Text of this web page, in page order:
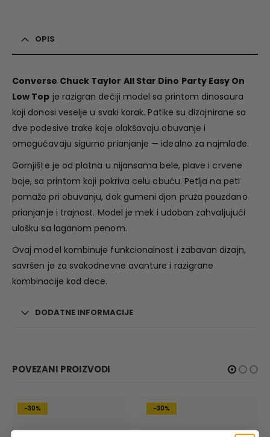
OPIS
Converse Chuck Taylor All Star Dino Party Easy On
Low Top je razigran dečiji model sa printom dinosaura
koji donosi veselje u svaki korak. Patike su dizajnirane sa
dve podesive trake koje olakšavaju obuvanje i
omogućavaju sigurno prianjanje — idealno za najmlađe.
Gornjište je od platna u nijansama bele, plave i crvene
boje, sa printom koji pokriva celu obuću. Petlja na peti
pomaže pri obuvanju, dok gumeni djon pruža pouzdano
prianjanje i trajnost. Model je mek i udoban zahvaljujući
ulošku sa laganom penom.
Ovaj model kombinuje funkcionalnost i zabavan dizajn,
savršen je za svakodnevne avanture i razigrane
kombinacije kod dece.
DODATNE INFORMACIJE
POVEZANI PROIZVODI
-30% -30%